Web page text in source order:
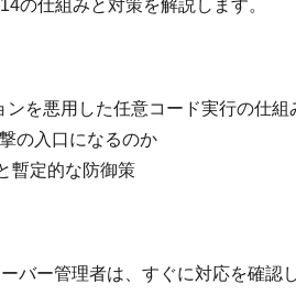
の仕組みと対策を解説します。
を悪用した任意コード実行の仕組
の入口になるのか
暫定的な防御策
バー管理者は、すぐに対応を確認